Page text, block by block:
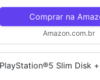
Comprar na
Amazon.com.br
PlayStation®5 Slim Disk